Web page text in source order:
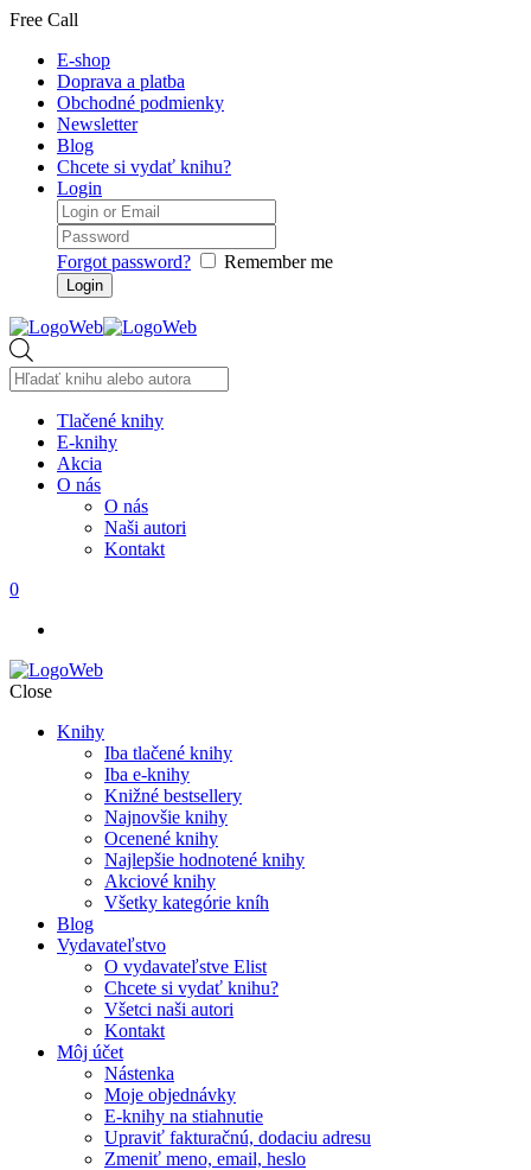
Free Call
E-shop
Doprava a platba
Obchodné podmienky
Newsletter
Blog
Chcete si vydať knihu?
Login
Forgot password? Remember me
search
Tlačené knihy
E-knihy
Akcia
O nás
O nás
Naši autori
Kontakt
0
Close
Knihy
Iba tlačené knihy
Iba e-knihy
Knižné bestsellery
Najnovšie knihy
Ocenené knihy
Najlepšie hodnotené knihy
Akciové knihy
Všetky kategórie kníh
Blog
Vydavateľstvo
O vydavateľstve Elist
Chcete si vydať knihu?
Všetci naši autori
Kontakt
Môj účet
Nástenka
Moje objednávky
E-knihy na stiahnutie
Upraviť fakturačnú, dodaciu adresu
Zmeniť meno, email, heslo